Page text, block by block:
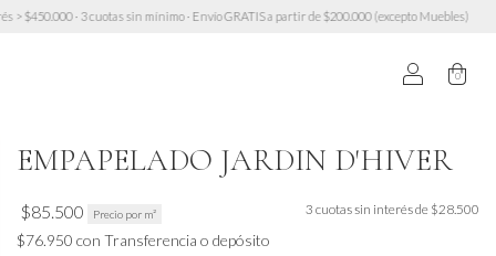
sin mínimo · Envío GRATIS a partir de $200.000 (excepto Muebles) 10% OFF
0
EMPAPELADO JARDIN D'HIVER
$85.500 Precio por m²
$76.950 con Transferencia o depósito
3 cuotas sin interés de $28.500